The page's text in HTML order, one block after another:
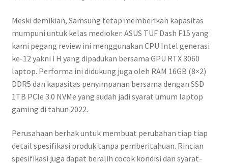
Meski demikian, Samsung tetap memberikan kapasitas
mumpuni untuk kelas medioker. ASUS TUF Dash F15 yang
kami pegang review ini menggunakan CPU Intel generasi
ke-12 yakni i H yang dipadukan bersama GPU RTX 3060
laptop. Performa ini didukung juga oleh RAM 16GB (8×2)
DDR5 dan kapasitas penyimpanan bersama dengan SSD
1TB PCIe 3.0 NVMe yang sudah jadi syarat umum laptop
gaming di tahun 2022.
Perusahaan berhak untuk membuat perubahan tiap tiap
detail spesifikasi produk tanpa pemberitahuan. Rincian
spesifikasi juga dapat beralih cocok kondisi dan syarat-